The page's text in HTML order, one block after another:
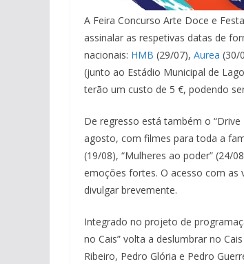
A Feira Concurso Arte Doce e
assinalar as respetivas datas de
nacionais: HMB (29/07), Aurea (30/
(junto ao Estádio Municipal de
terão um custo de 5 €, podendo
De regresso está também o
agosto, com filmes para toda a
(19/08), “Mulheres ao poder” (24/
emoções fortes. O acesso com as
divulgar brevemente.
Integrado no projeto de
no Cais” volta a deslumbrar no
Ribeiro, Pedro Glória e Pedro